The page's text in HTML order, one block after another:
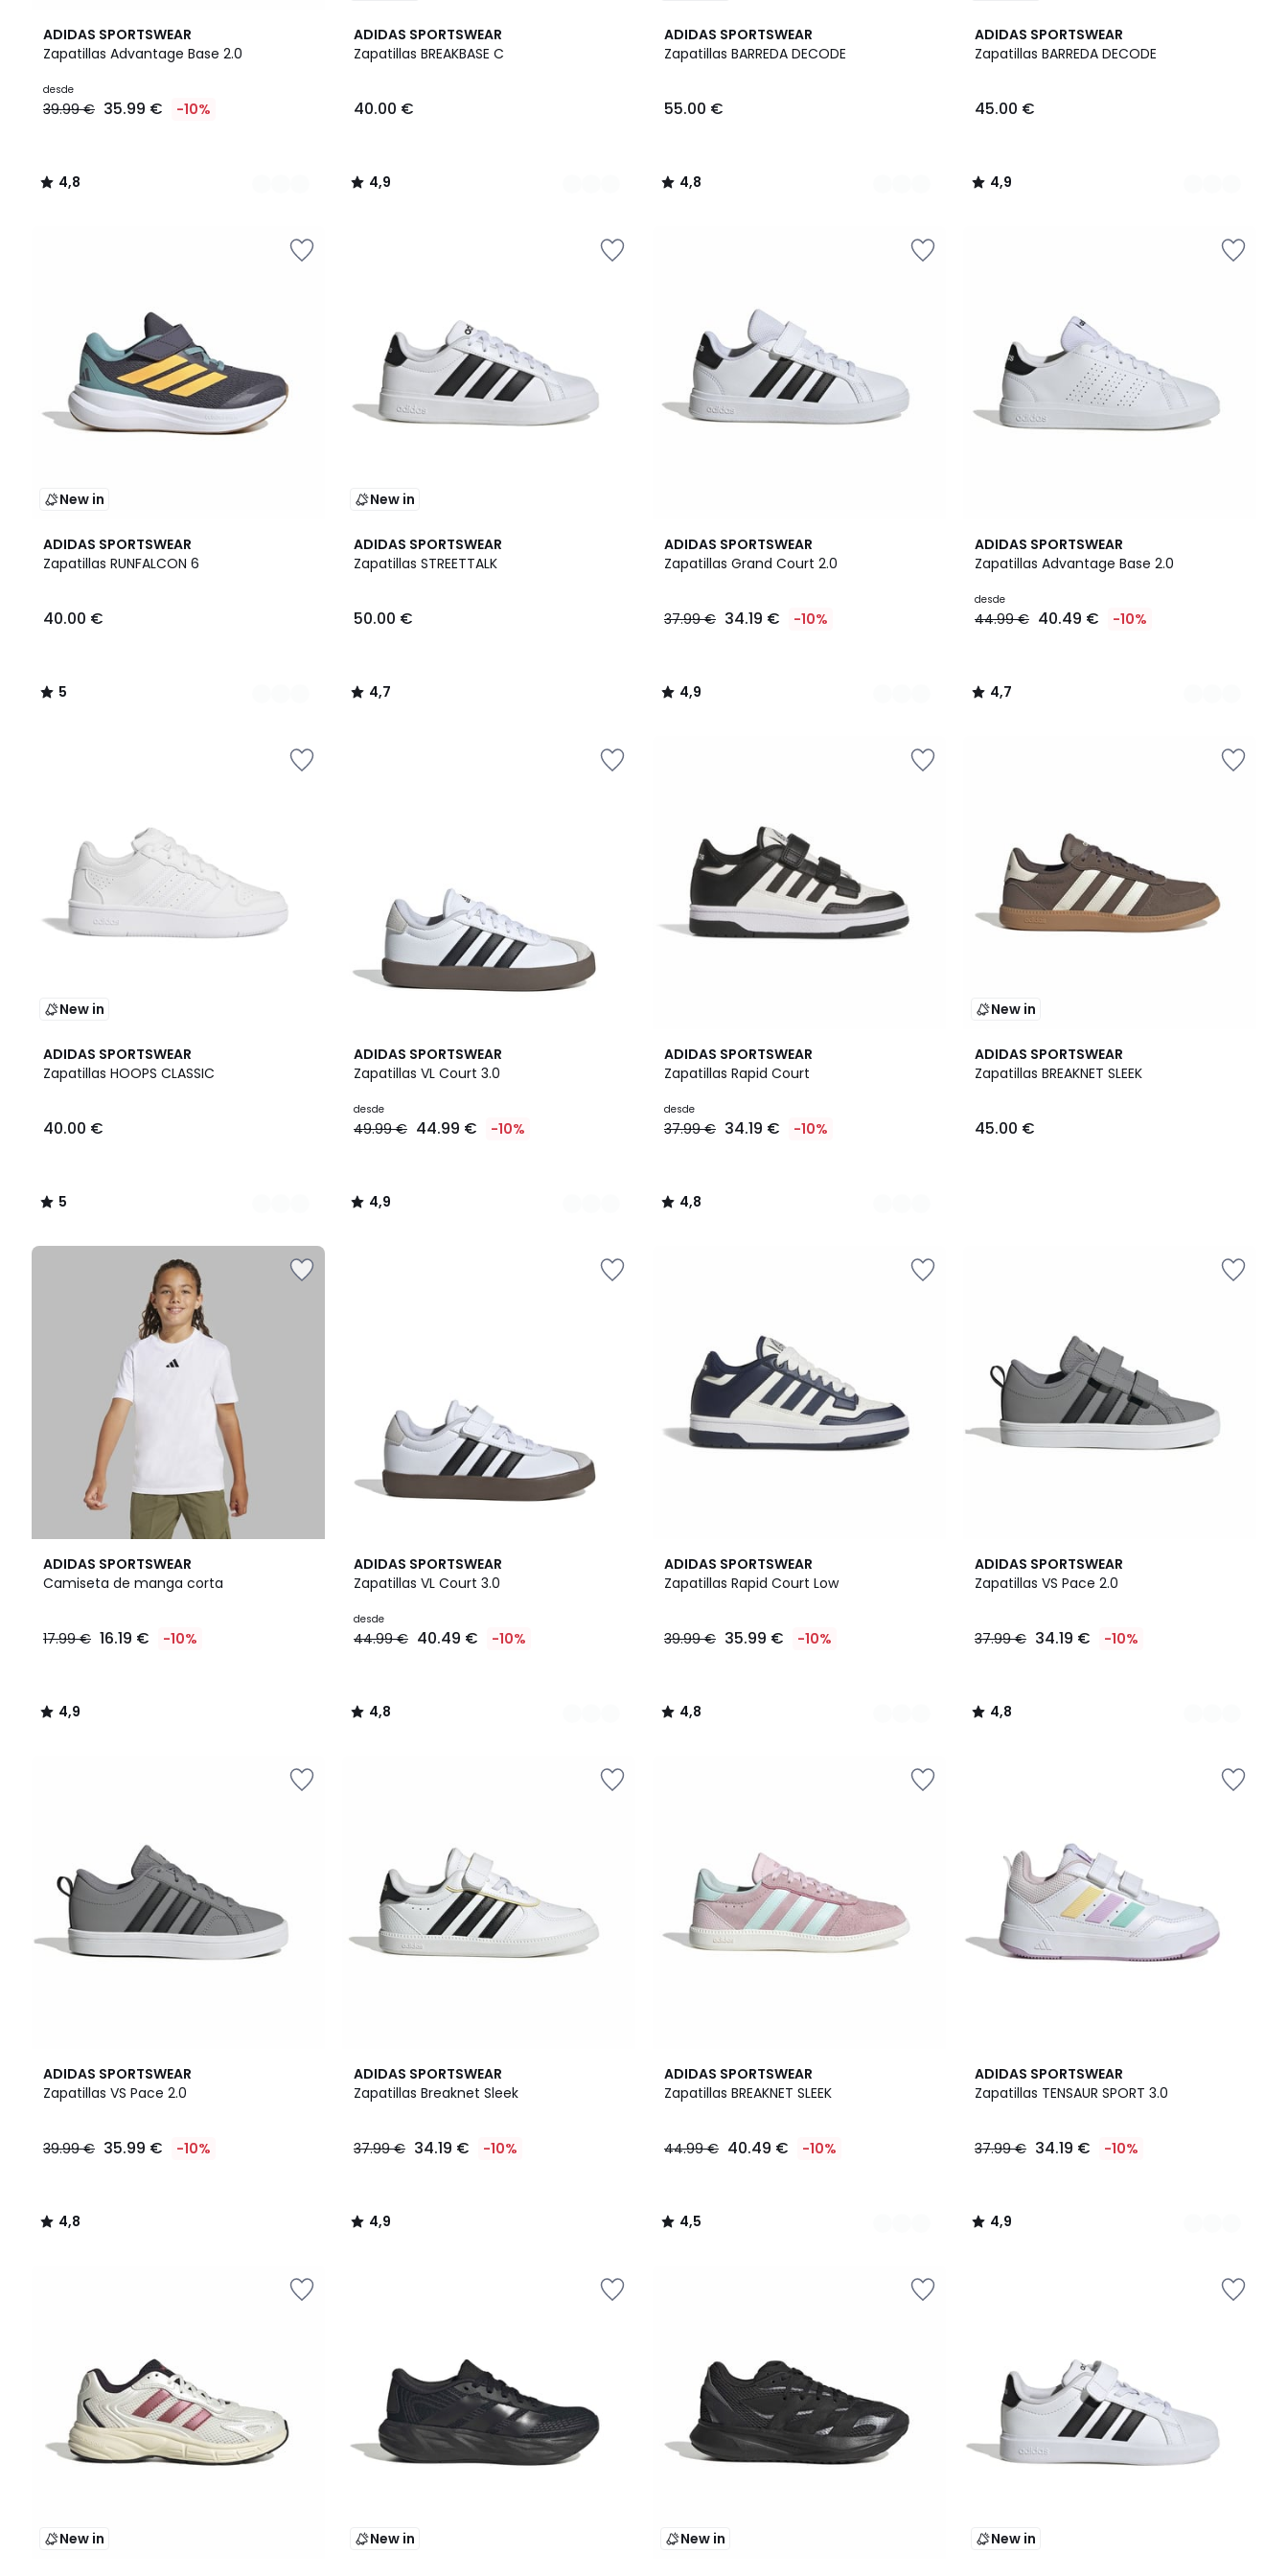
ADIDAS SPORTSWEAR
Zapatillas Advantage Base 2.0
Precio
a
€
aplicado.
desde
39.99 € 35.99 € -10%
4,8
/ 5
4
Colores
4,8
/
ADIDAS SPORTSWEAR
Zapatillas BREAKBASE C
40.00 €
4,9
/ 5
2
Colores
4,9
/
ADIDAS SPORTSWEAR
Zapatillas BARREDA DECODE
55.00 €
4,8
/ 5
2
Colores
4,8
/
ADIDAS SPORTSWEAR
Zapatillas BARREDA DECODE
45.00 €
4,9
/ 5
2
Colores
4,9
/
New in
ADIDAS SPORTSWEAR
Zapatillas RUNFALCON 6
40.00 €
5
/
2
Colores
5
/
New in
ADIDAS SPORTSWEAR
Zapatillas STREETTALK
50.00 €
4,7
/ 5
4,7
/
ADIDAS SPORTSWEAR
Zapatillas Grand Court 2.0
37.99 € 34.19 € -10%
4,9
/ 5
2
Colores
4,9
/
ADIDAS SPORTSWEAR
Zapatillas Advantage Base 2.0
desde
44.99 € 40.49 € -10%
4,7
/ 5
4
Colores
4,7
/
New in
ADIDAS SPORTSWEAR
Zapatillas HOOPS CLASSIC
40.00 €
5
/
2
Colores
5
/
ADIDAS SPORTSWEAR
Zapatillas VL Court 3.0
desde
49.99 € 44.99 € -10%
4,9
/ 5
3
Colores
4,9
/
ADIDAS SPORTSWEAR
Zapatillas Rapid Court
desde
37.99 € 34.19 € -10%
4,8
/ 5
2
Colores
4,8
/
New in
ADIDAS SPORTSWEAR
Zapatillas BREAKNET SLEEK
45.00 €
ADIDAS SPORTSWEAR
Camiseta de manga corta
17.99 € 16.19 € -10%
4,9
/ 5
4,9
/
ADIDAS SPORTSWEAR
Zapatillas VL Court 3.0
desde
44.99 € 40.49 € -10%
4,8
/ 5
3
Colores
4,8
/
ADIDAS SPORTSWEAR
Zapatillas Rapid Court Low
39.99 € 35.99 € -10%
4,8
/ 5
3
Colores
4,8
/
ADIDAS SPORTSWEAR
Zapatillas VS Pace 2.0
37.99 € 34.19 € -10%
4,8
/ 5
2
Colores
4,8
/
ADIDAS SPORTSWEAR
Zapatillas VS Pace 2.0
39.99 € 35.99 € -10%
4,8
/ 5
4,8
/
ADIDAS SPORTSWEAR
Zapatillas Breaknet Sleek
37.99 € 34.19 € -10%
4,9
/ 5
4,9
/
ADIDAS SPORTSWEAR
Zapatillas BREAKNET SLEEK
44.99 € 40.49 € -10%
4,5
/ 5
2
Colores
4,5
/
ADIDAS SPORTSWEAR
Zapatillas TENSAUR SPORT 3.0
37.99 € 34.19 € -10%
4,9
/ 5
5
Colores
4,9
/
New in New in New in New in